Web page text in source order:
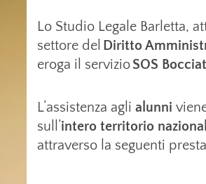
Lo Studio Legale Barletta,
settore del Diritto
eroga il servizioSOS
L’assistenza agli alunni
sull’intero territorio
attraverso la seguenti